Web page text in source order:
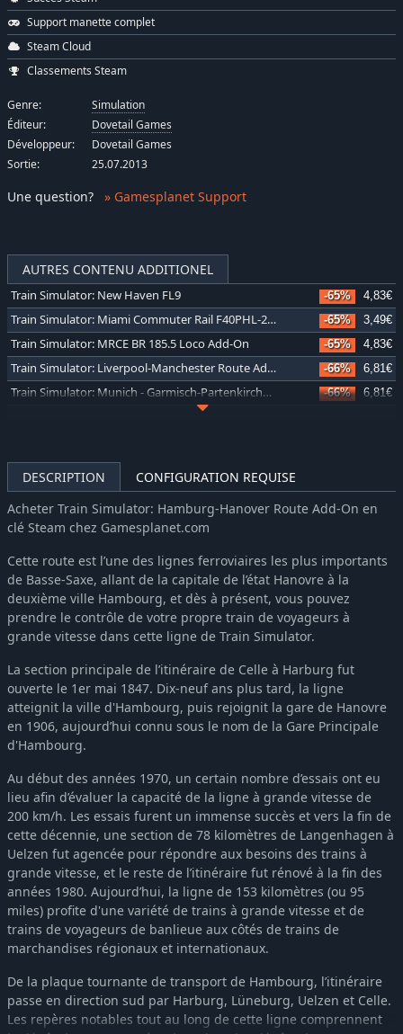
AUTRES CONTENU ADDITIONEL
Train Simulator: New Haven FL9 -65% 4,83€
Train Simulator: Miami Commuter Rail F40PHL-2 Loco Add-On -65% 3,49€
Train Simulator: MRCE BR 185.5 Loco Add-On -65% 4,83€
Train Simulator: Liverpool-Manchester Route Add-On -66% 6,81€
Train Simulator: Munich - Garmisch-Partenkirchen Route Add-On -66% 6,81€
Train Simulator: North Jersey Coast Line Route Add-On -66% 6,81€
Train Simulator: Midland Main Line London-Bedford Route Add-On -66% 10,10€
Train Simulator: DB BR 442 'Talent 2' EMU Add-On -65% 4,83€
Train Simulator: Munich - Rosenheim Route Add-On -66%
Train Simulator: DR BR 86 Loco Add-On -65%
Train Simulator: North London Line Route Add-On
Train Simulator: LGV: Marseille - Avignon Route Add-On -66%
Train Simulator: London to Brighton Route Add-On -66% 6,81€
Train Simulator: BR Regional Railways Class 101 DMU Add-On -65% 2,11€
Train Simulator: Chatham Main & Medway Valley Lines Route Add-On -66% 10,10€
Train Simulator: LGV Rhône-Alpes & Méditerranée Route Extension Add-On -66% 5,49€
Train Simulator: Pacific Surfliner LA - San Diego Route -66% 6,81€
Train Simulator: South London Network Route Add-On -66% 10,10€
Train Simulator: West Somerset Railway Route Add-On -66% 6,81€
Train Simulator: WSR Diesels Loco Add-On -65%
Train Simulator: CSX SD80MAC Loco Add-On -65%
Train Simulator: D&RGW SD9 Loco Add-On
-65% 4,83€
Train Simulator: East Coast Main Line London-Peterborough Route Add-On -66% 6,81€
Train Simulator: Great Eastern Main Line London-Ipswich Route Add-On -66% 6,81€
DESCRIPTION
CONFIGURATION REQUISE
Acheter Train Simulator: Hamburg-Hanover Route Add-On en
clé Steam chez Gamesplanet.com
Cette route est l’une des lignes ferroviaires les plus importants
de Basse-Saxe, allant de la capitale de l’état Hanovre à la
deuxième ville Hambourg, et dès à présent, vous pouvez
prendre le contrôle de votre propre train de voyageurs à
grande vitesse dans cette ligne de Train Simulator.
La section principale de l’itinéraire de Celle à Harburg fut
ouverte le 1er mai 1847. Dix-neuf ans plus tard, la ligne
atteignit la ville d'Hambourg, puis rejoignit la gare de Hanovre
en 1906, aujourd’hui connu sous le nom de la Gare Principale
d'Hambourg.
Au début des années 1970, un certain nombre d’essais ont eu
lieu afin d’évaluer la capacité de la ligne à grande vitesse de
200 km/h. Les essais furent un immense succès et vers la fin de
cette décennie, une section de 78 kilomètres de Langenhagen à
Uelzen fut agencée pour répondre aux besoins des trains à
grande vitesse, et le reste de l’itinéraire fut rénové à la fin des
années 1980. Aujourd’hui, la ligne de 153 kilomètres (ou 95
miles) profite d'une variété de trains à grande vitesse et de
trains de voyageurs de banlieue aux côtés de trains de
marchandises régionaux et internationaux.
De la plaque tournante de transport de Hambourg, l’itinéraire
passe en direction sud par Harburg, Lüneburg, Uelzen et Celle.
Les repères notables tout au long de cette ligne comprennent
Support manette complet
Steam Cloud
Classements Steam
Genre:
Simulation
Éditeur:
Dovetail Games
Développeur:
Dovetail Games
Sortie:
25.07.2013
Une question? » Gamesplanet Support